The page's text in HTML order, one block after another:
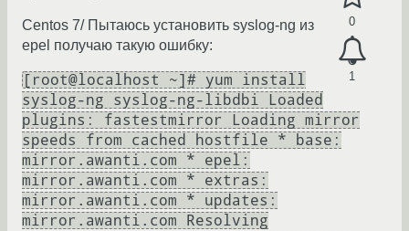
0
1
Centos 7/ Пытаюсь установить syslog-ng из
epel получаю такую ошибку:
[root@localhost ~]# yum install
syslog-ng syslog-ng-libdbi Loaded
plugins: fastestmirror Loading mirror
speeds from cached hostfile * base:
mirror.awanti.com * epel:
mirror.awanti.com * extras:
mirror.awanti.com * updates:
mirror.awanti.com Resolving